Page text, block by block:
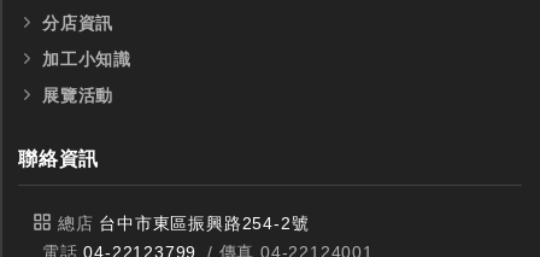
分店資訊
加工小知識
展覽活動
聯絡資訊
總店 台中市東區振興路254-2號
電話04-22123799 / 傳真 04-22124001